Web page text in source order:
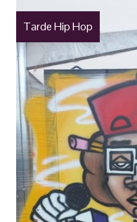
Tarde Hip Hop